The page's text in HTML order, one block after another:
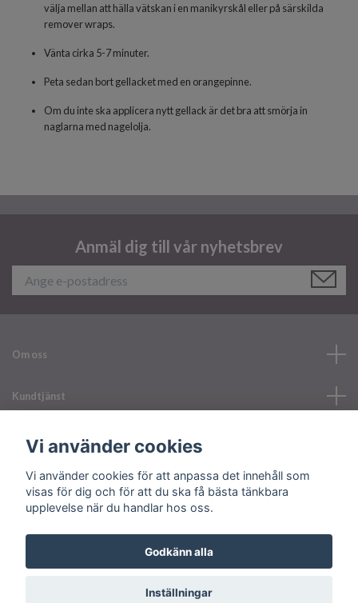
välja mellan att hälla vätskan i en manikyrskål eller på särskilda
remover wraps.
Vänta cirka 5-7 minuter.
Peta sedan bort gellacket med en orangepinne.
Om du inte ska applicera nytt gellack är det bra att smörja in
naglarna med nagelolja.
Anmäl dig till vår nyhetsbrev
Om oss
Kundtjänst
Läs mer
Sociala medier
© 2026 Your Nailerystore
Vi använder cookies
Vi använder cookies för att anpassa det innehåll som
visas för dig och för att du ska få bästa tänkbara
upplevelse när du handlar hos oss.
Godkänn alla
Inställningar